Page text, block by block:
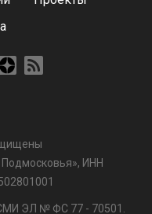
ИНН
ЭЛ № ФС 77 - 70501.